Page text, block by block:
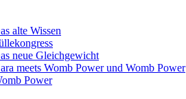
alte Wissen
neue Gleichgewicht
meets Womb Power und Womb Power
Power